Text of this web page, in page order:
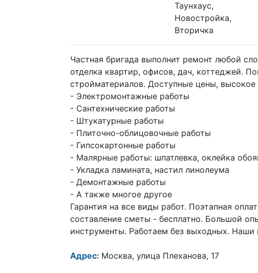
Таунхаус,
Новостройка,
Вторичка
Частная бригада выполнит ремонт любой
отделка квартир, офисов, дач, коттеджей.
стройматериалов. Доступные цены, высокое
- Электромонтажные работы
- Сантехнические работы
- Штукатурные работы
- Плиточно-облицовочные работы
- Гипсокартонные работы
- Малярные работы: шпатлевка, оклейка
- Укладка ламината, настил линолеума
- Демонтажные работы
- А также многое другое
Гарантия на все виды работ. Поэтапная
составление сметы - бесплатно. Большой
инструменты. Работаем без выходных.
Адрес: Москва, улица Плеханова, 17